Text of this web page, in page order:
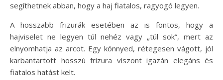
segíthetnek abban, hogy a haj fiatalos, ragyogó legyen.
A hosszabb frizurák esetében az is fontos, hogy a
hajviselet ne legyen túl nehéz vagy „túl sok”, mert az
elnyomhatja az arcot. Egy könnyed, rétegesen vágott, jól
karbantartott hosszú frizura viszont igazán elegáns és
fiatalos hatást kelt.